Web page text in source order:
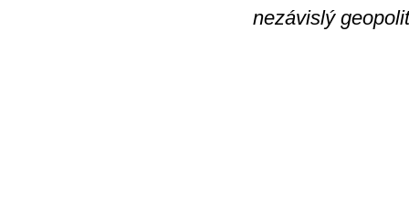
nezávislý